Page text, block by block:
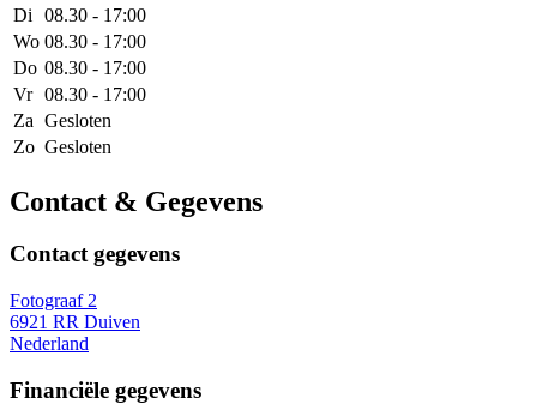
Di
08.30 - 17:00
Wo 08.30 - 17:00
Do 08.30 - 17:00
Vr 08.30 - 17:00
Za Gesloten
Zo Gesloten
Contact & Gegevens
Contact gegevens
Fotograaf 2
6921 RR Duiven
Nederland
Financiële gegevens